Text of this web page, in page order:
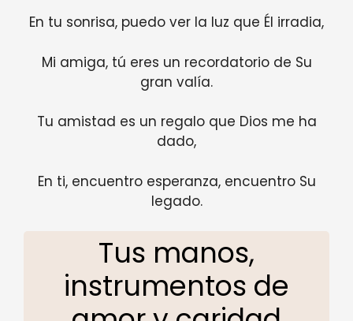
En tu sonrisa, puedo ver la luz que Él irradia,
Mi amiga, tú eres un recordatorio de Su
gran valía.
Tu amistad es un regalo que Dios me ha
dado,
En ti, encuentro esperanza, encuentro Su
legado.
Tus manos,
instrumentos de